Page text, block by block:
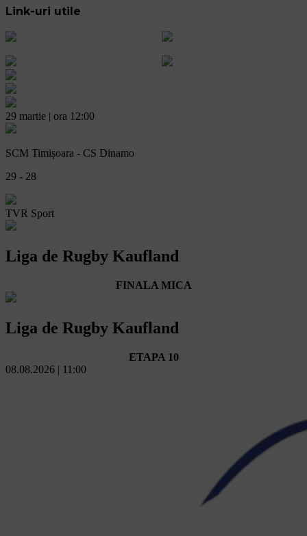
Link-uri utile
29 martie | ora 12:00
SCM Timișoara - CS Dinamo
29 - 28
TVR Sport
Liga de Rugby Kaufland
FINALA MICA
Liga de Rugby Kaufland
ETAPA 10
08.08.2026 | 11:00